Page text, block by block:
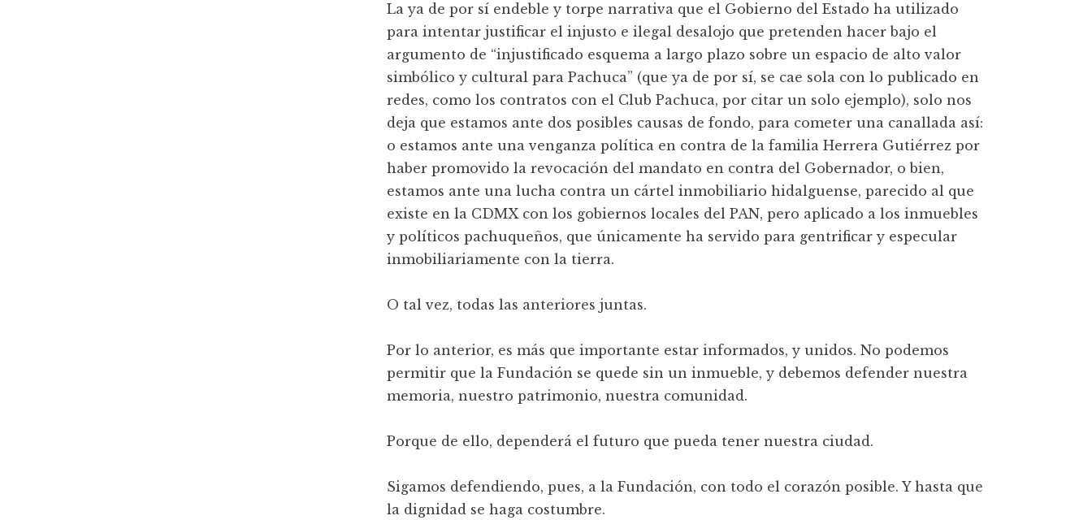
La ya de por sí endeble y torpe narrativa que el Gobierno del Estado ha utilizado
para intentar justificar el injusto e ilegal desalojo que pretenden hacer bajo el
argumento de “injustificado esquema a largo plazo sobre un espacio de alto valor
simbólico y cultural para Pachuca” (que ya de por sí, se cae sola con lo publicado en
redes, como los contratos con el Club Pachuca, por citar un solo ejemplo), solo nos
deja que estamos ante dos posibles causas de fondo, para cometer una canallada así:
o estamos ante una venganza política en contra de la familia Herrera Gutiérrez por
haber promovido la revocación del mandato en contra del Gobernador, o bien,
estamos ante una lucha contra un cártel inmobiliario hidalguense, parecido al que
existe en la CDMX con los gobiernos locales del PAN, pero aplicado a los inmuebles
y políticos pachuqueños, que únicamente ha servido para gentrificar y especular
inmobiliariamente con la tierra.
O tal vez, todas las anteriores juntas.
Por lo anterior, es más que importante estar informados, y unidos. No podemos
permitir que la Fundación se quede sin un inmueble, y debemos defender nuestra
memoria, nuestro patrimonio, nuestra comunidad.
Porque de ello, dependerá el futuro que pueda tener nuestra ciudad.
Sigamos defendiendo, pues, a la Fundación, con todo el corazón posible. Y hasta que
la dignidad se haga costumbre.